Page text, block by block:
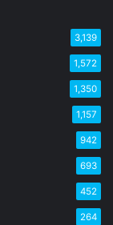
3,139
1,572
1,350
1,157
942
693
452
264